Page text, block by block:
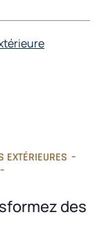
EXTÉRIEURES –
–
des